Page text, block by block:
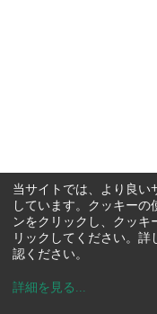
当サイトでは、より良い
しています。クッキーの
ンをクリックし、クッキ
リックしてください。詳
認ください。
詳細を見る ...